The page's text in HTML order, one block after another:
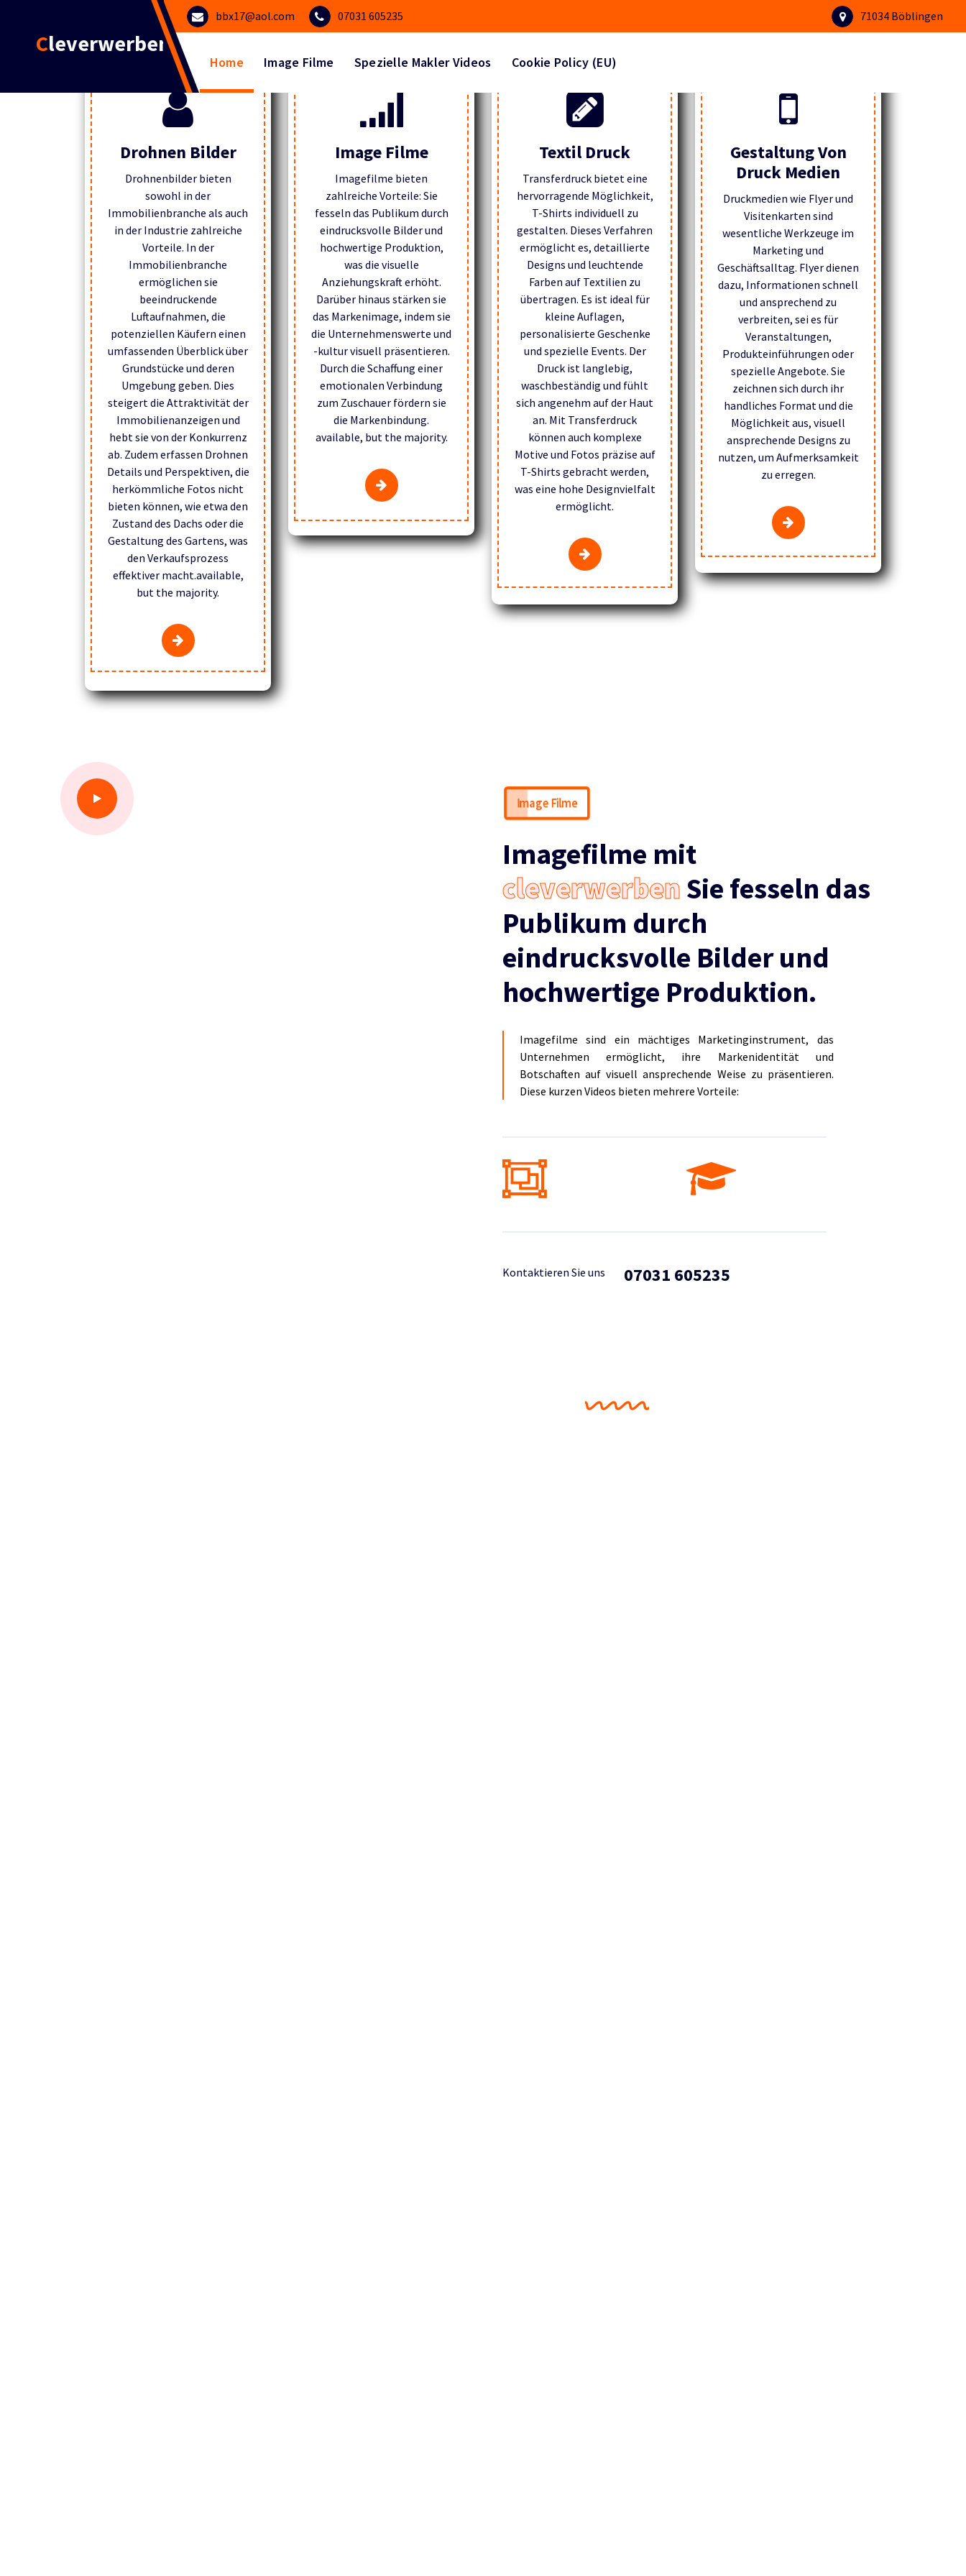
Cleverwerben.com
bbx17@aol.com 07031 605235 71034 Böblingen
Home Image Filme Spezielle Makler Videos Cookie Policy (EU)
Drohnen Bilder
Drohnenbilder bieten
sowohl in der
Immobilienbranche als auch
in der Industrie zahlreiche
Vorteile. In der
Immobilienbranche
ermöglichen sie
beeindruckende
Luftaufnahmen, die
potenziellen Käufern einen
umfassenden Überblick über
Grundstücke und deren
Umgebung geben. Dies
steigert die Attraktivität der
Immobilienanzeigen und
hebt sie von der Konkurrenz
ab. Zudem erfassen Drohnen
Details und Perspektiven, die
herkömmliche Fotos nicht
bieten können, wie etwa den
Zustand des Dachs oder die
Gestaltung des Gartens, was
den Verkaufsprozess
effektiver macht.available,
but the majority.
Image Filme
Imagefilme bieten
zahlreiche Vorteile: Sie
fesseln das Publikum durch
eindrucksvolle Bilder und
hochwertige Produktion,
was die visuelle
Anziehungskraft erhöht.
Darüber hinaus stärken sie
das Markenimage, indem sie
die Unternehmenswerte und
-kultur visuell präsentieren.
Durch die Schaffung einer
emotionalen Verbindung
zum Zuschauer fördern sie
die Markenbindung.
available, but the majority.
Textil Druck
Transferdruck bietet eine
hervorragende Möglichkeit,
T-Shirts individuell zu
gestalten. Dieses Verfahren
ermöglicht es, detaillierte
Designs und leuchtende
Farben auf Textilien zu
übertragen. Es ist ideal für
kleine Auflagen,
personalisierte Geschenke
und spezielle Events. Der
Druck ist langlebig,
waschbeständig und fühlt
sich angenehm auf der Haut
an. Mit Transferdruck
können auch komplexe
Motive und Fotos präzise auf
T-Shirts gebracht werden,
was eine hohe Designvielfalt
ermöglicht.
Gestaltung Von
Druck Medien
Druckmedien wie Flyer und
Visitenkarten sind
wesentliche Werkzeuge im
Marketing und
Geschäftsalltag. Flyer dienen
dazu, Informationen schnell
und ansprechend zu
verbreiten, sei es für
Veranstaltungen,
Produkteinführungen oder
spezielle Angebote. Sie
zeichnen sich durch ihr
handliches Format und die
Möglichkeit aus, visuell
ansprechende Designs zu
nutzen, um Aufmerksamkeit
zu erregen.
Image Filme
Imagefilme mit
cleverwerben Sie fesseln das
Publikum durch
eindrucksvolle Bilder und
hochwertige Produktion.
Imagefilme sind ein mächtiges Marketinginstrument, das
Unternehmen ermöglicht, ihre Markenidentität und
Botschaften auf visuell ansprechende Weise zu präsentieren.
Diese kurzen Videos bieten mehrere Vorteile:
Kontaktieren Sie uns 07031 605235